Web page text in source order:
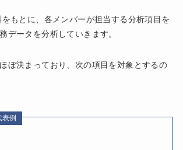
もとに、各メンバーが担当する分析項目を
データを分析していきます。
ぼ決まっており、次の項目を対象とするの
例